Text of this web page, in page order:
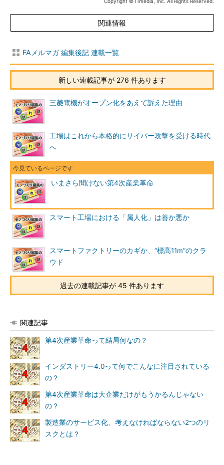
関連情報
FAメルマガ 編集後記 連載一覧
新しい連載記事が 276 件あります
三菱電機がオープン化をあえて訴えた理由
工場はこれから本格的にサイバー攻撃を受ける時代
へ
いまさら聞けない第4次産業革命
スマート工場における「属人化」は善か悪か
スマートファクトリーのカギか、“標高11m”のクラ
ウド
過去の連載記事が 45 件あります
関連記事
第4次産業革命って結局何なの？
インダストリー4.0って何でこんなに注目されている
の？
第4次産業革命は大企業だけがもうかるんじゃない
の？
製造業のサービス化、考えなければならない2つのリ
スクとは？